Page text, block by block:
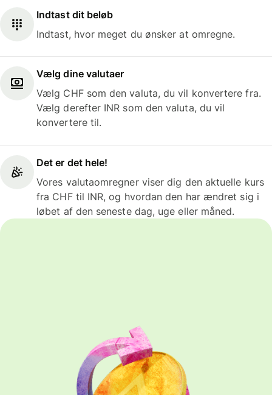
Indtast dit beløb
Indtast, hvor meget du ønsker at omregne.
Vælg dine valutaer
Vælg CHF som den valuta, du vil konvertere fra.
Vælg derefter INR som den valuta, du vil
konvertere til.
Det er det hele!
Vores valutaomregner viser dig den aktuelle kurs
fra CHF til INR, og hvordan den har ændret sig i
løbet af den seneste dag, uge eller måned.